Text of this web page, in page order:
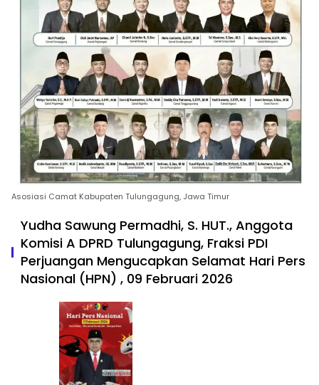
Asosiasi Camat Kabupaten Tulungagung, Jawa Timur
Yudha Sawung Permadhi, S. HUT., Anggota
Komisi A DPRD Tulungagung, Fraksi PDI
Perjuangan Mengucapkan Selamat Hari Pers
Nasional (HPN) , 09 Februari 2026